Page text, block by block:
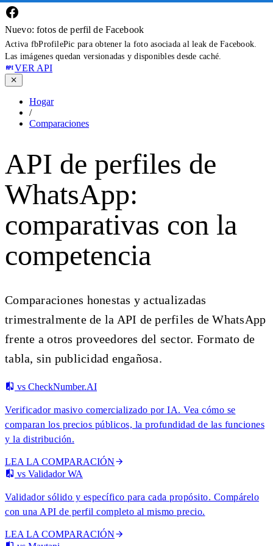
Nuevo: fotos de perfil de Facebook
Activa fbProfilePic para obtener la foto asociada al leak de Facebook.
Las imágenes quedan versionadas y disponibles desde caché.
VER API
Hogar
/
Comparaciones
API de perfiles de
WhatsApp:
comparativas con la
competencia
Comparaciones honestas y actualizadas
trimestralmente de la API de perfiles de WhatsApp
frente a otros proveedores del sector. Formato de
tabla, sin publicidad engañosa.
vs CheckNumber.AI
Verificador masivo comercializado por IA. Vea cómo se
comparan los precios públicos, la profundidad de las funciones
y la distribución.
LEA LA COMPARACIÓN
vs Validador WA
Validador sólido y específico para cada propósito. Compárelo
con una API de perfil completo al mismo precio.
LEA LA COMPARACIÓN